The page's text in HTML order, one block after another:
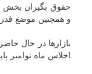
حقوق بگیران
و همچنین موضع
اجلاس ماه نوامبر